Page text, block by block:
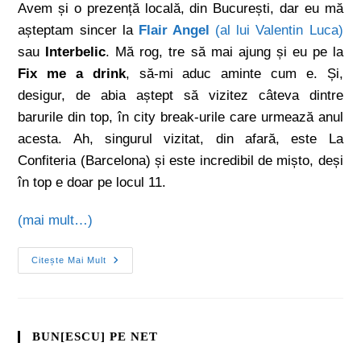
Avem și o prezență locală, din București, dar eu mă
așteptam sincer la Flair Angel (al lui Valentin Luca)
sau Interbelic. Mă rog, tre să mai ajung și eu pe la
Fix me a drink, să-mi aduc aminte cum e. Și,
desigur, de abia aștept să vizitez câteva dintre
barurile din top, în city break-urile care urmează anul
acesta. Ah, singurul vizitat, din afară, este La
Confiteria (Barcelona) și este incredibil de mișto, deși
în top e doar pe locul 11.
(mai mult…)
Citește Mai Mult
BUN[ESCU] PE NET